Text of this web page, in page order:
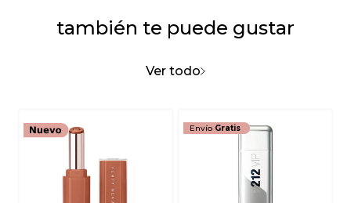
también te puede gustar
Ver todo
Envío Gratis